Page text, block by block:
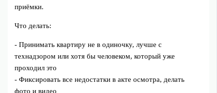
приёмки.
Что делать:
- Принимать квартиру не в одиночку, лучше с
технадзором или хотя бы человеком, который уже
проходил это
- Фиксировать все недостатки в акте осмотра, делать
фото и видео